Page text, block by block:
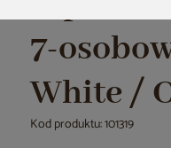
7-
White /
Kod produktu: 101319